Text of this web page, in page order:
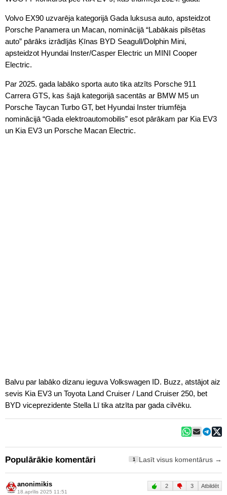
Volvo EX90 uzvarēja kategorijā Gada luksusa auto, apsteidzot
Porsche Panamera un Macan, nominācijā “Labākais pilsētas
auto” pārāks izrādījās Ķīnas BYD Seagull/Dolphin Mini,
apsteidzot Hyundai Inster/Casper Electric un MINI Cooper
Electric.
Par 2025. gada labāko sporta auto tika atzīts Porsche 911
Carrera GTS, kas šajā kategorijā sacentās ar BMW M5 un
Porsche Taycan Turbo GT, bet Hyundai Inster triumfēja
nominācijā “Gada elektroautomobilis” esot pārākam par Kia EV3
un Kia EV3 un Porsche Macan Electric.
Balvu par labāko dizanu ieguva Volkswagen ID. Buzz, atstājot aiz
sevis Kia EV3 un Toyota Land Cruiser / Land Cruiser 250, bet
BYD viceprezidente Stella Lī tika atzīta par gada cilvēku.
Populārākie komentāri 1 Lasīt visus komentārus →
anonimikis
18.aprīlis 2025 11:51
2 3 Atbildēt